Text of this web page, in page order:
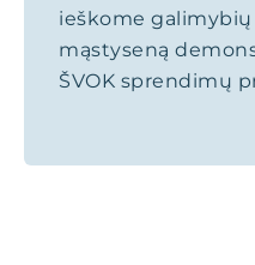
ieškome
mąstyseną
ŠVOK sprendimų